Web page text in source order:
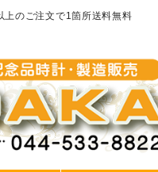
のご注文で1箇所送料無料